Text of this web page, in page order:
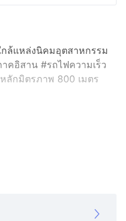
กล้แหล่งนิคมอุตสาหกรรม
คอิสาน #รถไฟความเร็ว
ลักมิตรภาพ 800 เมตร
ยากาศส่วนตัว เงียบสงบ
เปิดร้านค้ากิจการส่วนตัว